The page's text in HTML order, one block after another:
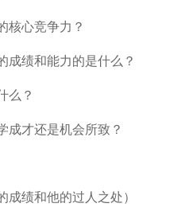
核心竞争力？
成绩和能力的是什么？
么？
成才还是机会所致？
绩和他的过人之处）